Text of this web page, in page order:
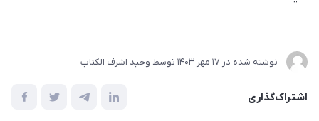
نوشته شده در 17 مهر 1403 توسط وحید اشرف الکتاب
اشتراک‌گذاری